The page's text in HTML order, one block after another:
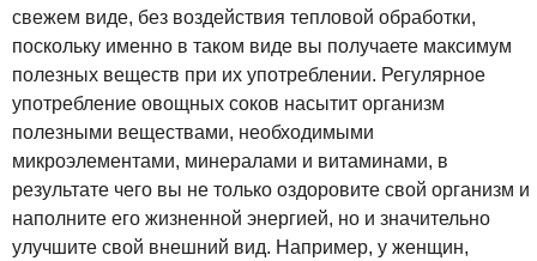
свежем виде, без воздействия тепловой обработки,
поскольку именно в таком виде вы получаете максимум
полезных веществ при их употреблении. Регулярное
употребление овощных соков насытит организм
полезными веществами, необходимыми
микроэлементами, минералами и витаминами, в
результате чего вы не только оздоровите свой организм и
наполните его жизненной энергией, но и значительно
улучшите свой внешний вид. Например, у женщин,